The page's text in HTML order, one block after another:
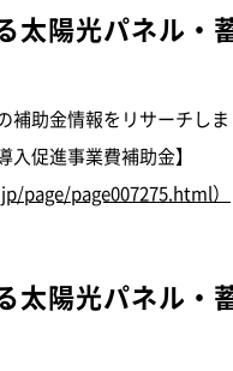
太陽光パネル・
助金情報をリサーチしま
入促進事業費補助金】
page/page007275.html）
太陽光パネル・